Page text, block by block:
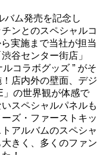
バム発売を記念し
ンとのスペシャルコ
実施まで当社が担当
谷センター街店」
コラボグッズ ” がそ
店内外の壁面、デジ
」の世界観が体感で
スペシャルパネルも
ズ・ファーストキッ
アルバムのスペシャ
きく、多くのファン